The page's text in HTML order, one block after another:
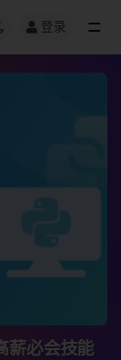
登录
薪必会技能